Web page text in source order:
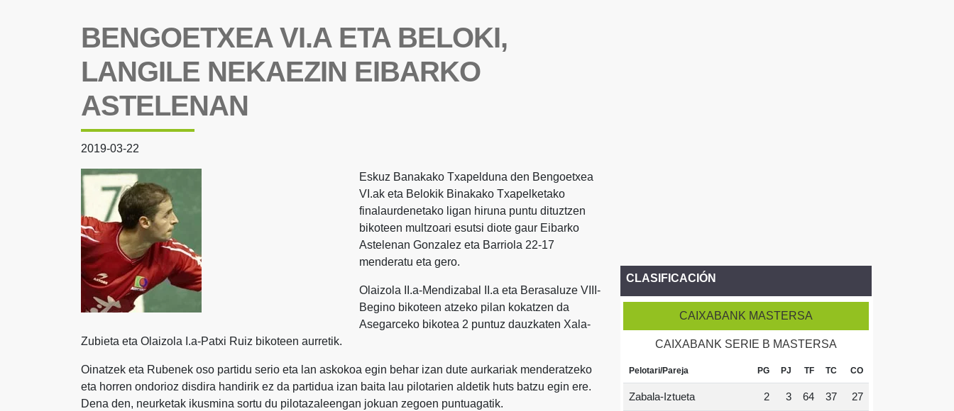
BENGOETXEA VI.A ETA BELOKI,
LANGILE NEKAEZIN EIBARKO
ASTELENAN
2019-03-22
Eskuz Banakako Txapelduna den Bengoetxea
VI.ak eta Belokik Binakako Txapelketako
finalaurdenetako ligan hiruna puntu dituztzen
bikoteen multzoari esutsi diote gaur Eibarko
Astelenan Gonzalez eta Barriola 22-17
menderatu eta gero.
Olaizola II.a-Mendizabal II.a eta Berasaluze VIII-
Begino bikoteen atzeko pilan kokatzen da
Asegarceko bikotea 2 puntuz dauzkaten Xala-
Zubieta eta Olaizola I.a-Patxi Ruiz bikoteen aurretik.
Oinatzek eta Rubenek oso partidu serio eta lan askokoa egin behar izan dute aurkariak menderatzeko
eta horren ondorioz disdira handirik ez da partidua izan baita lau pilotarien aldetik huts batzu egin ere.
Dena den, neurketak ikusmina sortu du pilotazaleengan jokuan zegoen puntuagatik.
CLASIFICACIÓN
CAIXABANK MASTERSA
CAIXABANK SERIE B MASTERSA
Pelotari/Pareja PG PJ TF TC CO
Zabala-Iztueta 2 3 64 37 27